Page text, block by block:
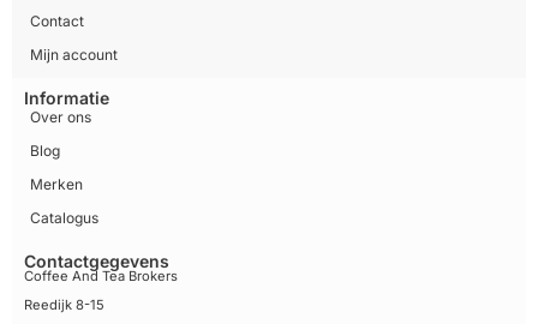
Contact
Mijn account
Informatie
Over ons
Blog
Merken
Catalogus
Contactgegevens
Coffee And Tea Brokers
Reedijk 8-15